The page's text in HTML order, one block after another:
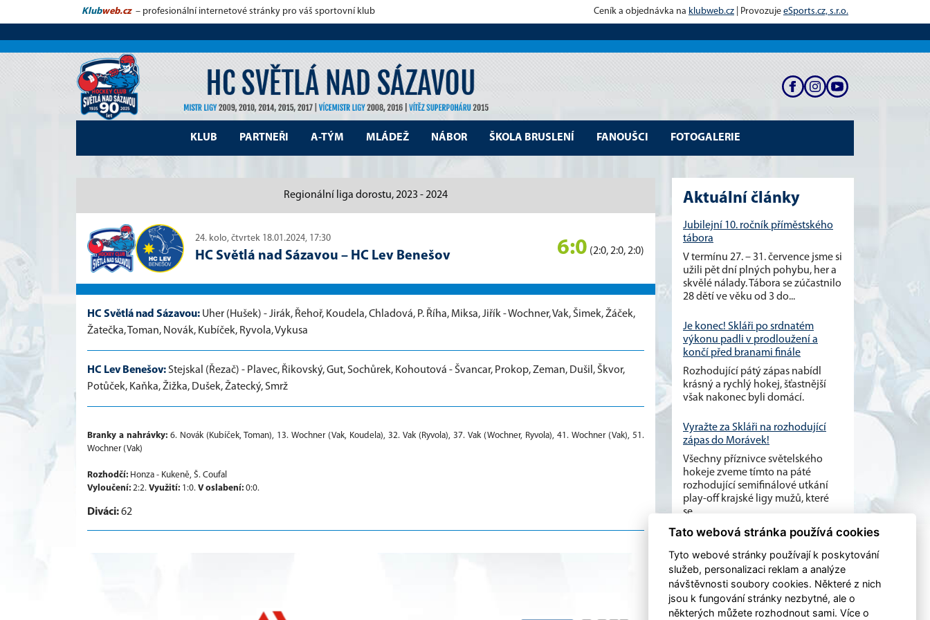
Klubweb.cz – profesionální internetové stránky pro váš sportovní klub Ceník a objednávka na klubweb.cz | Provozuje eSports.cz, s.r.o.
KLUB PARTNEŘI A-TÝM MLÁDEŽ NÁBOR ŠKOLA BRUSLENÍ FANOUŠCI FOTOGALERIE
Regionální liga dorostu, 2023 - 2024
24. kolo, čtvrtek 18.01.2024, 17:30
HC Světlá nad Sázavou – HC Lev Benešov 6:0 (2:0, 2:0, 2:0)
HC Světlá nad Sázavou: Uher (Hušek) - Jirák, Řehoř, Koudela, Chladová, P. Říha, Miksa, Jiřík - Wochner, Vak, Šimek, Žáček,
Žatečka, Toman, Novák, Kubíček, Ryvola, Vykusa
HC Lev Benešov: Stejskal (Řezač) - Plavec, Řikovský, Gut, Sochůrek, Kohoutová - Švancar, Prokop, Zeman, Dušil, Škvor,
Potůček, Kaňka, Žižka, Dušek, Žatecký, Smrž
Branky a nahrávky: 6. Novák (Kubíček, Toman), 13. Wochner (Vak, Koudela), 32. Vak (Ryvola), 37. Vak (Wochner, Ryvola), 41. Wochner (Vak), 51.
Wochner (Vak)
Rozhodčí: Honza - Kukeně, Š. Coufal
Vyloučení: 2:2. Využití: 1:0. V oslabení: 0:0.
Diváci:62
Aktuální články
Jubilejní 10. ročník příměstského
tábora
V termínu 27. – 31. července jsme si
užili pět dní plných pohybu, her a
skvělé nálady. Tábora se zúčastnilo
28 dětí ve věku od 3 do...
Je konec! Skláři po srdnatém
výkonu padli v prodloužení a
končí před branami finále
Rozhodující pátý zápas nabídl
krásný a rychlý hokej, šťastnější
však nakonec byli domácí.
Vyražte za Skláři na rozhodující
zápas do Morávek!
Všechny příznivce světelského
hokeje zveme tímto na páté
rozhodující semifinálové utkání
play-off krajské ligy mužů, které
se...
Tato webová stránka používá cookies
Tyto webové stránky používají k poskytování
služeb, personalizaci reklam a analýze
návštěvnosti soubory cookies. Některé z nich
jsou k fungování stránky nezbytné, ale o
některých můžete rozhodnout sami. Více o